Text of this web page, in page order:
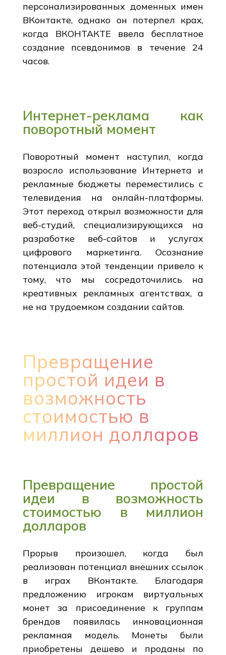
персонализированных доменных имен
ВКонтакте, однако он потерпел крах,
когда ВКОНТАКТЕ ввела бесплатное
создание псевдонимов в течение 24
часов.
Интернет-реклама как
поворотный момент
Поворотный момент наступил, когда
возросло использование Интернета и
рекламные бюджеты переместились с
телевидения на онлайн-платформы.
Этот переход открыл возможности для
веб-студий, специализирующихся на
разработке веб-сайтов и услугах
цифрового маркетинга. Осознание
потенциала этой тенденции привело к
тому, что мы сосредоточились на
креативных рекламных агентствах, а
не на трудоемком создании сайтов.
Превращение
простой идеи в
возможность
стоимостью в
миллион долларов
Превращение простой
идеи в возможность
стоимостью в миллион
долларов
Прорыв произошел, когда был
реализован потенциал внешних ссылок
в играх ВКонтакте. Благодаря
предложению игрокам виртуальных
монет за присоединение к группам
брендов появилась инновационная
рекламная модель. Монеты были
приобретены дешево и проданы по